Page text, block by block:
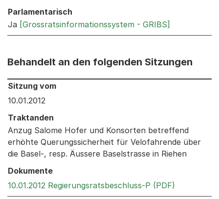
Parlamentarisch
Ja [Grossratsinformationssystem - GRIBS]
Behandelt an den folgenden Sitzungen
Behandelt an den folgenden Sitzungen: Informationen
Sitzung vom
10.01.2012
Traktanden
Anzug Salome Hofer und Konsorten betreffend
erhöhte Querungssicherheit für Velofahrende über
die Basel-, resp. Äussere Baselstrasse in Riehen
Dokumente
10.01.2012 Regierungsratsbeschluss-P (PDF)